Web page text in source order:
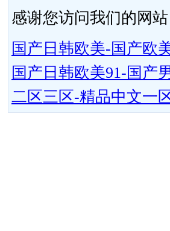
感谢您访问我们的网
国产日韩欧美-国产欧
国产日韩欧美91-国产
二区三区-精品中文一